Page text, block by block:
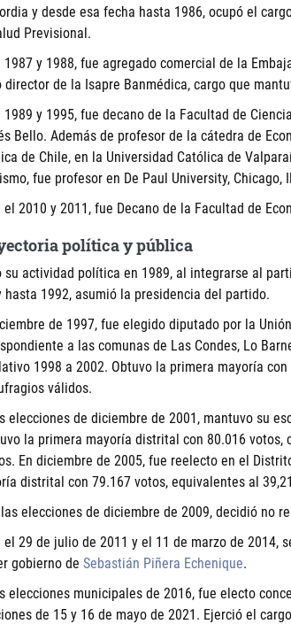
y desde esa fecha hasta 1986, ocupó el
Previsional.
1987 y 1988, fue agregado comercial de la
director de la Isapre Banmédica, cargo que
1989 y 1995, fue decano de la Facultad de
Bello. Además de profesor de la cátedra de
de Chile, en la Universidad Católica de
fue profesor en De Paul University, Chicago,
el 2010 y 2011, fue Decano de la Facultad de
política y pública
su actividad política en 1989, al integrarse al
hasta 1992, asumió la presidencia del partido.
de 1997, fue elegido diputado por la
a las comunas de Las Condes, Lo
1998 a 2002. Obtuvo la primera mayoría
válidos.
elecciones de diciembre de 2001, mantuvo su
la primera mayoría distrital con 80.016 votos,
En diciembre de 2005, fue reelecto en el
distrital con 79.167 votos, equivalentes al
elecciones de diciembre de 2009, decidió no
el 29 de julio de 2011 y el 11 de marzo de 2014,
gobierno de Sebastián Piñera Echenique.
elecciones municipales de 2016, fue electo
de 15 y 16 de mayo de 2021. Ejerció el